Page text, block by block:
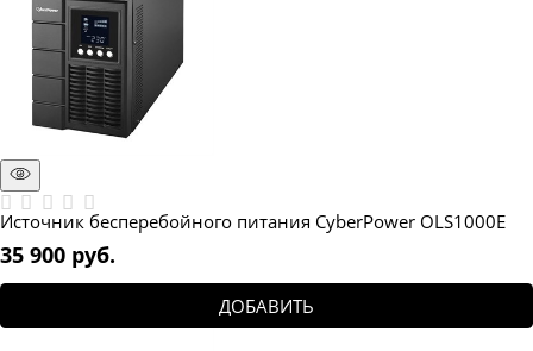
Источник бесперебойного питания CyberPower OLS1000E
35 900 руб.
ДОБАВИТЬ